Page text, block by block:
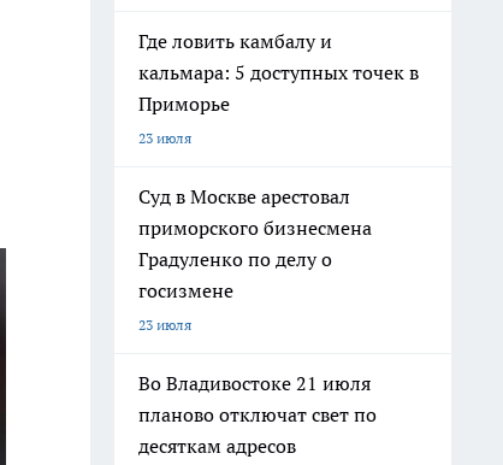
Где ловить камбалу и
кальмара: 5 доступных точек в
Приморье
23 июля
Суд в Москве арестовал
приморского бизнесмена
Градуленко по делу о
госизмене
23 июля
Во Владивостоке 21 июля
планово отключат свет по
десяткам адресов